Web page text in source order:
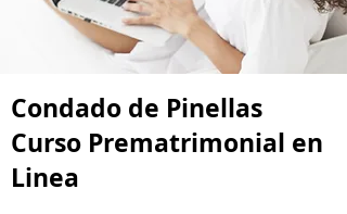
Condado de Pinellas
Curso Prematrimonial en
Linea